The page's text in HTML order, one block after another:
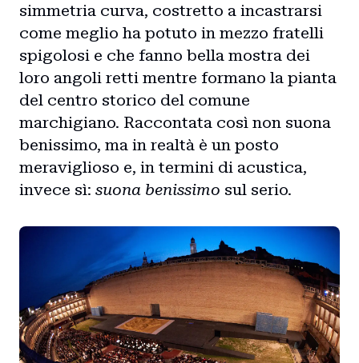
simmetria curva, costretto a incastrarsi
come meglio ha potuto in mezzo fratelli
spigolosi e che fanno bella mostra dei
loro angoli retti mentre formano la pianta
del centro storico del comune
marchigiano. Raccontata così non suona
benissimo, ma in realtà è un posto
meraviglioso e, in termini di acustica,
invece sì: suona benissimo sul serio.